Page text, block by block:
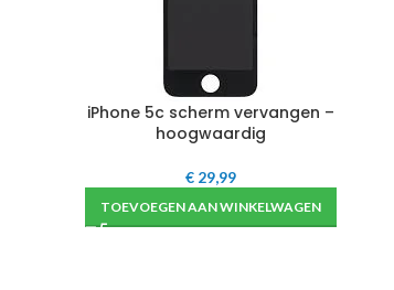
iPhone 5c scherm vervangen –
hoogwaardig
€29,99
TOEVOEGEN AAN WINKELWAGEN